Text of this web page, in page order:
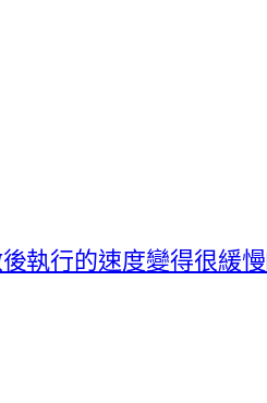
執行的速度變得很緩